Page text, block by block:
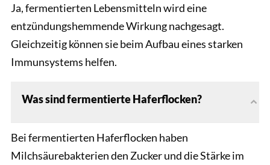
Ja, fermentierten Lebensmitteln wird eine
entzündungshemmende Wirkung nachgesagt.
Gleichzeitig können sie beim Aufbau eines starken
Immunsystems helfen.
Was sind fermentierte Haferflocken?
Bei fermentierten Haferflocken haben
Milchsäurebakterien den Zucker und die Stärke im